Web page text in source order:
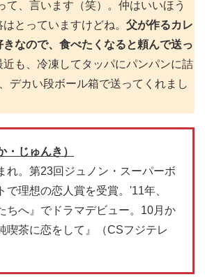
て、言います（笑）。仲はいいほう
とっていますけどね。 父が作るカレ
なので、食べたくなると頼んで送っ
近も、冷凍してタッパにパンパンに詰
デカい段ボール箱で送ってくれまし
・じゅんき ）
れ。第23回ジュノン・スーパーボ
で理想の恋人賞を受賞。'11年、
ちへ』でドラマデビュー。10月か
喫茶に恋をして』（CSフジテレ